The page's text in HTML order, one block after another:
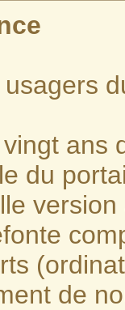
ans
du
version
de